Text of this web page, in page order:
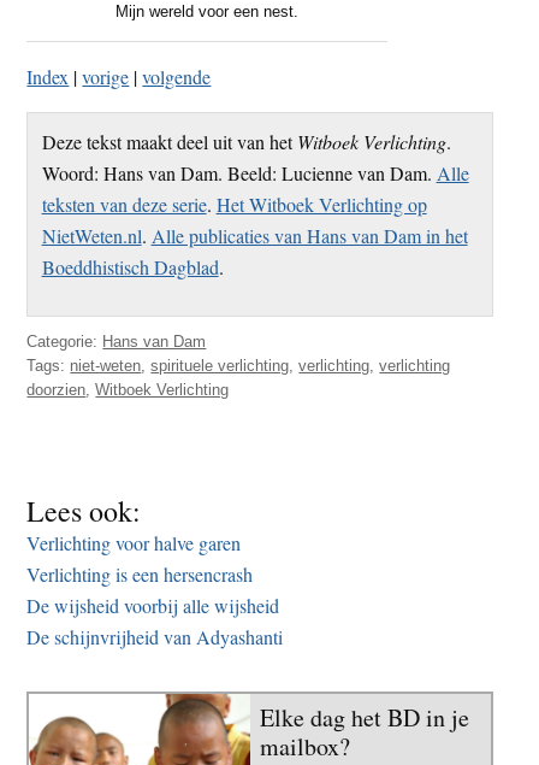
Mijn wereld voor een nest.
Index |vorige |volgende
Deze tekst maakt deel uit van hetWitboek Verlichting.
Woord: Hans van Dam. Beeld: Lucienne van Dam. Alle
teksten van deze serie. Het Witboek Verlichting op
NietWeten.nl. Alle publicaties van Hans van Dam in het
Boeddhistisch Dagblad.
Categorie: Hans van Dam
Tags: niet-weten,spirituele verlichting,verlichting,verlichting
doorzien,Witboek Verlichting
Lees ook:
Verlichting voor halve garen
Verlichting is een hersencrash
De wijsheid voorbij alle wijsheid
De schijnvrijheid van Adyashanti
Elke dag het BD in je
mailbox?